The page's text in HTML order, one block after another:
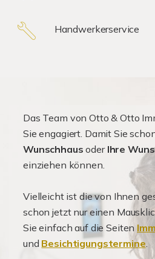
Handwerkerservice
Das Team von Otto & Otto
Sie engagiert. Damit Sie
Wunschhaus oder Ihre
einziehen können.
Vielleicht ist die von Ihnen
schon jetzt nur einen
Sie einfach auf die Seiten
und Besichtigungstermine.